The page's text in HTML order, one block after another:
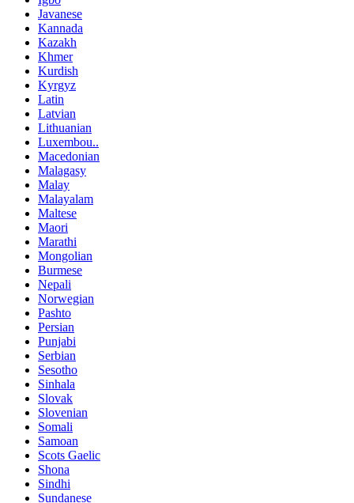
Javanese
Kannada
Kazakh
Khmer
Kurdish
Kyrgyz
Latin
Latvian
Lithuanian
Luxembou..
Macedonian
Malagasy
Malay
Malayalam
Maltese
Maori
Marathi
Mongolian
Burmese
Nepali
Norwegian
Pashto
Persian
Punjabi
Serbian
Sesotho
Sinhala
Slovak
Slovenian
Somali
Samoan
Scots Gaelic
Shona
Sindhi
Sundanese